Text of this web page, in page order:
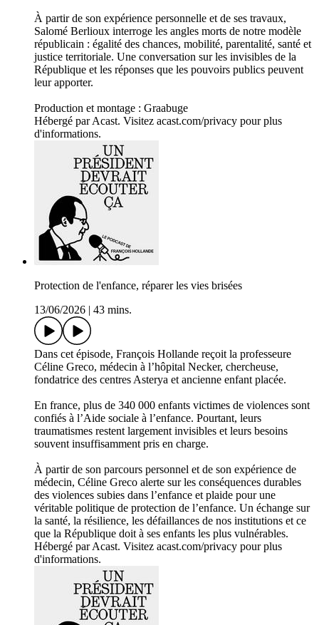
À partir de son expérience personnelle et de ses travaux,
Salomé Berlioux interroge les angles morts de notre modèle
républicain : égalité des chances, mobilité, parentalité, santé et
justice territoriale. Une conversation sur les invisibles de la
République et les réponses que les pouvoirs publics peuvent
leur apporter.
Production et montage : Graabuge
Hébergé par Acast. Visitez acast.com/privacy pour plus
d'informations.
Protection de l'enfance, réparer les vies brisées
13/06/2026
43 mins.
Dans cet épisode, François Hollande reçoit la professeure
Céline Greco, médecin à l’hôpital Necker, chercheuse,
fondatrice des centres Asterya et ancienne enfant placée.
En france, plus de 340 000 enfants victimes de violences sont
confiés à l’Aide sociale à l’enfance. Pourtant, leurs
traumatismes restent largement invisibles et leurs besoins
souvent insuffisamment pris en charge.
À partir de son parcours personnel et de son expérience de
médecin, Céline Greco alerte sur les conséquences durables
des violences subies dans l’enfance et plaide pour une
véritable politique de protection de l’enfance. Un échange sur
la santé, la résilience, les défaillances de nos institutions et ce
que la République doit à ses enfants les plus vulnérables.
Hébergé par Acast. Visitez acast.com/privacy pour plus
d'informations.